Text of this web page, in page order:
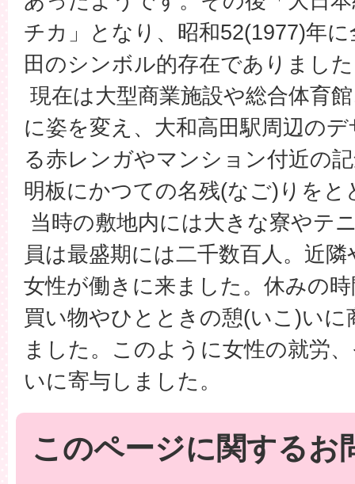
チカ」となり、昭和52(1977)年
田のシンボル的存在でありまし
現在は大型商業施設や総合体育
に姿を変え、大和高田駅周辺の
る赤レンガやマンション付近の
明板にかつての名残(なご)りを
当時の敷地内には大きな寮やテ
員は最盛期には二千数百人。近
女性が働きに来ました。休みの
買い物やひとときの憩(いこ)いに
ました。このように女性の就労
いに寄与しました。
このページに関するお